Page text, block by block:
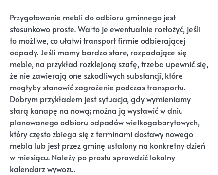
Przygotowanie mebli do odbioru gminnego jest
stosunkowo proste. Warto je ewentualnie rozłożyć, jeśli
to możliwe, co ułatwi transport firmie odbierającej
odpady. Jeśli mamy bardzo stare, rozpadające się
meble, na przykład rozklejoną szafę, trzeba upewnić się,
że nie zawierają one szkodliwych substancji, które
mogłyby stanowić zagrożenie podczas transportu.
Dobrym przykładem jest sytuacja, gdy wymieniamy
starą kanapę na nową; można ją wystawić w dniu
planowanego odbioru odpadów wielkogabarytowych,
który często zbiega się z terminami dostawy nowego
mebla lub jest przez gminę ustalony na konkretny dzień
w miesiącu. Należy po prostu sprawdzić lokalny
kalendarz wywozu.